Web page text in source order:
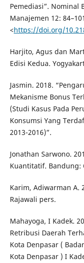
Pemediasi”. Nominal
Manajemen 12:
<https://doi.org/
Harjito, Agus dan
Edisi Kedua.
Jasmin. 2018.
Mekanisme Bonus
(Studi Kasus Pada
Konsumsi Yang
2013-2016)”.
Jonathan Sarwono.
Kuantitatif. Bandung:
Karim, Adiwarman A.
Rajawali pers.
Mahayoga, I Kadek.
Retribusi Daerah
Kota Denpasar (
Kota Denpasar ) I